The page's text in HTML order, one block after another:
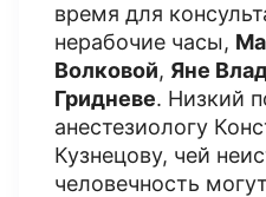
время для
нерабочие часы,
Волковой, Яне
Гридневе. Низкий
анестезиологу
Кузнецову, чей
человечность